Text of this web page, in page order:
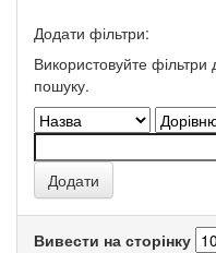
Додати фільтри:
Використовуйте фільтри
пошуку.
Вивести на сторінку